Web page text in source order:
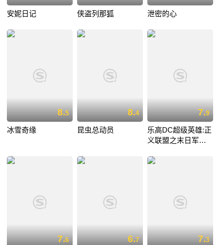
安妮日记 侠盗列那狐 泄密的心
8.5
冰雪奇缘
8.4
昆虫总动员
7.9
乐高DC超级英雄:正
义联盟之末日军团
7.6 6.7 7.3